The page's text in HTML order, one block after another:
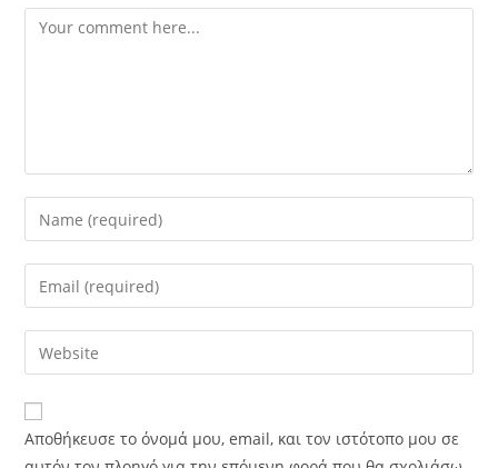
Comment
Enter
your
name
comment
Enter
your
email
address
comment
Enter
your
website
URL
(optional)
Αποθήκευσε το όνομά μου, email, και τον ιστότοπο μου σε